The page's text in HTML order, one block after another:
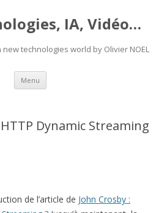
IA, Vidéo…
technologies world by Olivier NOEL
Menu Skip
content
HTTP Dynamic Streaming
de l’article de John Crosby :